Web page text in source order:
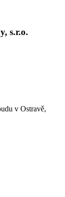
s.r.o.
v Ostravě,